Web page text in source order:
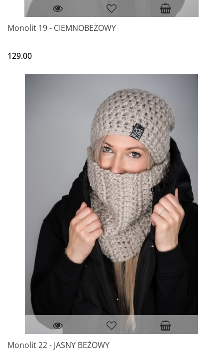
Monolit 19 - CIEMNOBEŻOWY
129.00
Monolit 22 - JASNY BEŻOWY